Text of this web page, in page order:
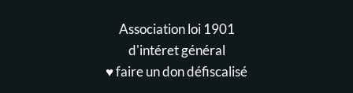
Association loi 1901
d'intéret général
♥️ faire un don défiscalisé